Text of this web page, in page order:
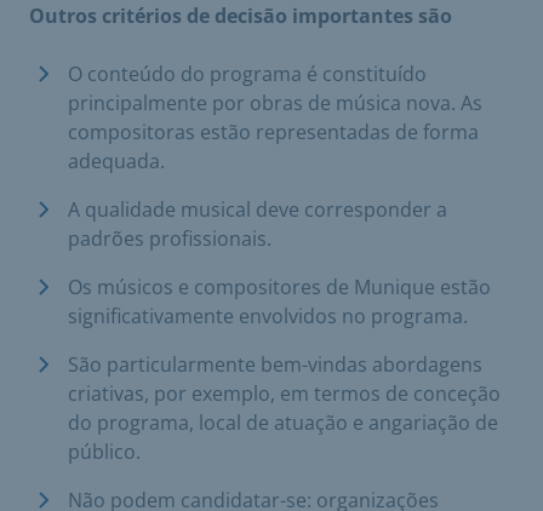
Outros critérios de decisão importantes são
O conteúdo do programa é constituído
principalmente por obras de música nova. As
compositoras estão representadas de forma
adequada.
A qualidade musical deve corresponder a
padrões profissionais.
Os músicos e compositores de Munique estão
significativamente envolvidos no programa.
São particularmente bem-vindas abordagens
criativas, por exemplo, em termos de conceção
do programa, local de atuação e angariação de
público.
Não podem candidatar-se: organizações